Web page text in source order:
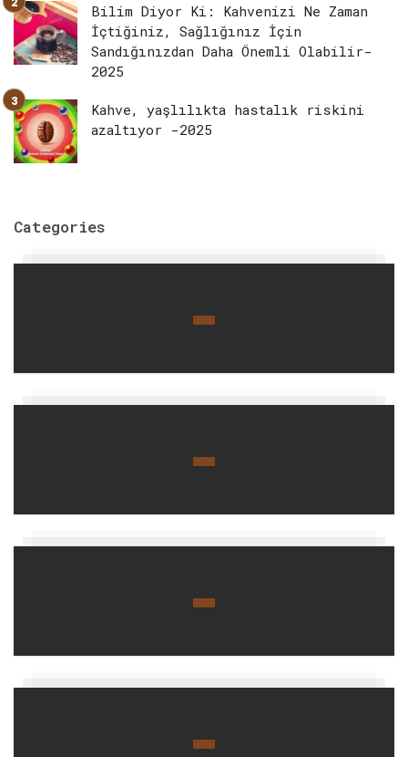
Bilim Diyor Ki: Kahvenizi Ne Zaman
İçtiğiniz, Sağlığınız İçin
Sandığınızdan Daha Önemli Olabilir-
2025
Kahve, yaşlılıkta hastalık riskini
azaltıyor -2025
Categories